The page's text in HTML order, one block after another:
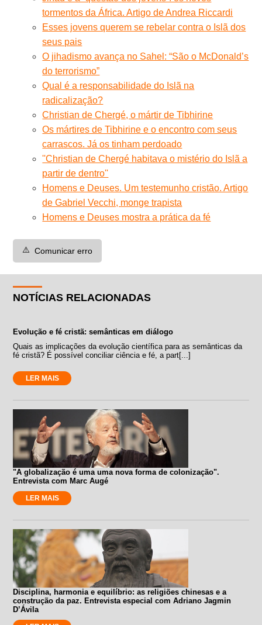
tormentos da África. Artigo de Andrea Riccardi
Esses jovens querem se rebelar contra o Islã dos
seus pais
O jihadismo avança no Sahel: “São o McDonald’s
do terrorismo”
Qual é a responsabilidade do Islã na
radicalização?
Christian de Chergé, o mártir de Tibhirine
Os mártires de Tibhirine e o encontro com seus
carrascos. Já os tinham perdoado
''Christian de Chergé habitava o mistério do Islã a
partir de dentro''
Homens e Deuses. Um testemunho cristão. Artigo
de Gabriel Vecchi, monge trapista
Homens e Deuses mostra a prática da fé
⚠️ Comunicar erro
NOTÍCIAS RELACIONADAS
Evolução e fé cristã: semânticas em diálogo
Quais as implicações da evolução científica para as semânticas da
fé cristã? É possível conciliar ciência e fé, a part[...]
LER MAIS
"A globalização é uma uma nova forma de colonização".
Entrevista com Marc Augé
LER MAIS
Disciplina, harmonia e equilíbrio: as religiões chinesas e a
construção da paz. Entrevista especial com Adriano Jagmin
D’Ávila